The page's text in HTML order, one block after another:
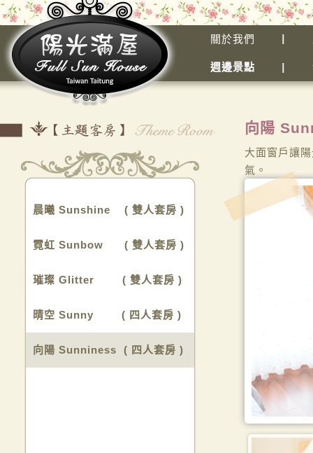
關於我們
週邊景點
向陽
晨曦 Sunshine ( 雙人套房 )
霓虹 Sunbow ( 雙人套房 )
璀璨 Glitter ( 雙人套房 )
晴空 Sunny ( 四人套房 )
向陽 Sunniness ( 四人套房 )
大面窗戶讓
氣。